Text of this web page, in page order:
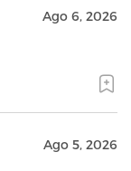
Ago 6, 2026
Ago 5, 2026